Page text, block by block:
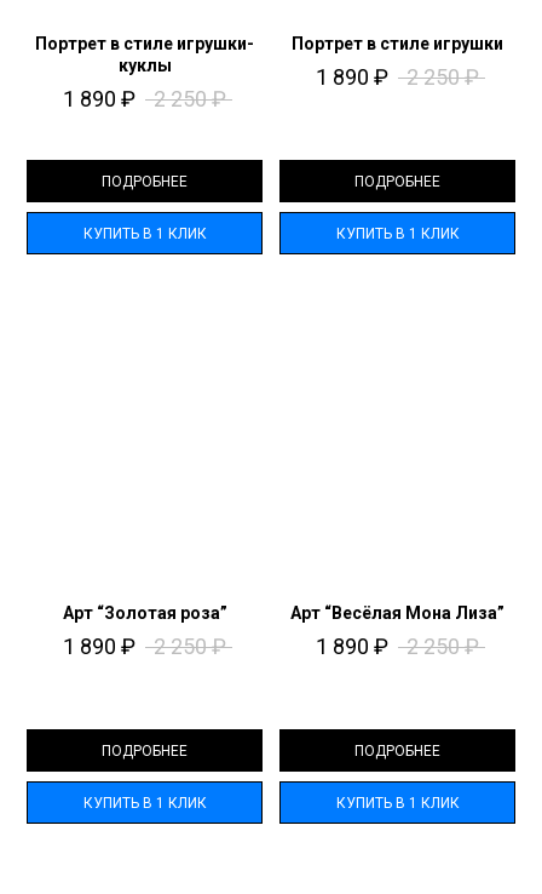
Портрет в стиле игрушки-
куклы
1 890 ₽ 2 250₽
ПОДРОБНЕЕ
КУПИТЬ В 1 КЛИК
Портрет в стиле игрушки
1 890 ₽ 2 250₽
ПОДРОБНЕЕ
КУПИТЬ В 1 КЛИК
Арт “Золотая роза”
1 890 ₽ 2 250₽
ПОДРОБНЕЕ
КУПИТЬ В 1 КЛИК
Арт “Весёлая Мона Лиза”
1 890 ₽ 2 250₽
ПОДРОБНЕЕ
КУПИТЬ В 1 КЛИК